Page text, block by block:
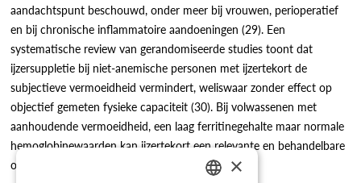
aandachtspunt beschouwd, onder meer bij vrouwen, perioperatief
en bij chronische inflammatoire aandoeningen (29). Een
systematische review van gerandomiseerde studies toont dat
ijzersuppletie bij niet-anemische personen met ijzertekort de
subjectieve vermoeidheid vermindert, weliswaar zonder effect op
objectief gemeten fysieke capaciteit (30). Bij volwassenen met
aanhoudende vermoeidheid, een laag ferritinegehalte maar normale
hemoglobinewaarden kan ijzertekort een relevante en behandelbare
oorzaak zijn.
×